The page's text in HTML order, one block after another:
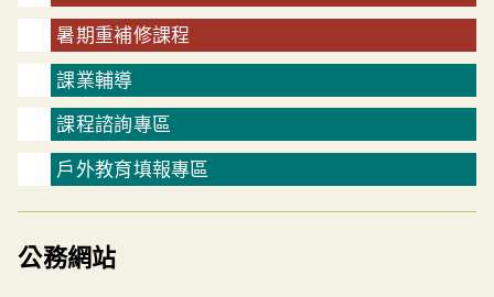
暑期重補修課程
課業輔導
課程諮詢專區
戶外教育填報專區
公務網站